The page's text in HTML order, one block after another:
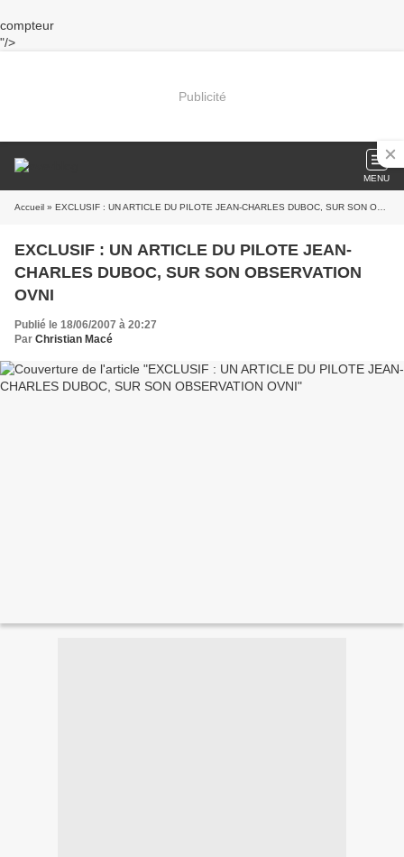
compteur
"/>
Publicité
MENU
Accueil » EXCLUSIF : UN ARTICLE DU PILOTE JEAN-CHARLES DUBOC, SUR SON OBSERVATION OVNI
EXCLUSIF : UN ARTICLE DU PILOTE JEAN-
CHARLES DUBOC, SUR SON OBSERVATION
OVNI
Publié le 18/06/2007 à 20:27
Par Christian Macé